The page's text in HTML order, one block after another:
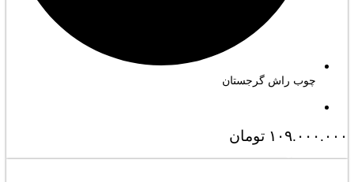
چوب راش گرجستان
۱۰۹.۰۰۰.۰۰۰ تومان